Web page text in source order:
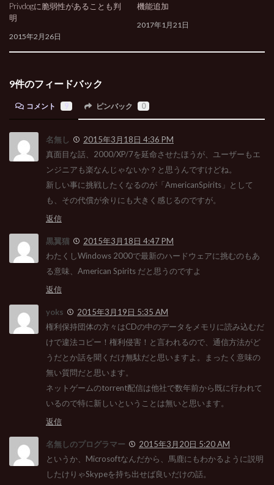
Privdogに脆弱性があることも判
明
2015年2月26日
機能追加
2017年1月21日
9件のフィードバック
コメント ピンバック 0
名無し
2015年3月18日 4:36 PM
真面目な話、2000/XP/7を延命させたほうが、ユーザーもエ
ンジニアも楽なんじゃないか？と思うんですけどね。
新しい事に挑戦したくなるのが「AmericanSpirits」として
も、その代償が余りにも大きく感じるのですが。
返信
黒翼猫
2015年3月18日 4:47 PM
わたくしWindows 2000で最新のハードウェアに挑むのもあ
る意味、American Spirits だと思うのですよ
返信
yoks
2015年3月19日 5:35 AM
権利保持団体の方々はCDの中のデータをメモリに読み込むだ
けで違法コピー！権利侵害！と言われるので、通信方法がど
うだとか話を聞くだけ無駄だと思いますよ。まったく意味の
無い質問だと思います。
ネットゲームのtorrent配信は他社で数年前から既に行われて
いるので特に新しいということは無いと思います。
返信
名無しのプログラマー
2015年3月20日 5:20 AM
というか、Microsoftなんだから、馬鹿にもわかるように説明
したけりゃSkypeを持ち出せば良いだけの話。